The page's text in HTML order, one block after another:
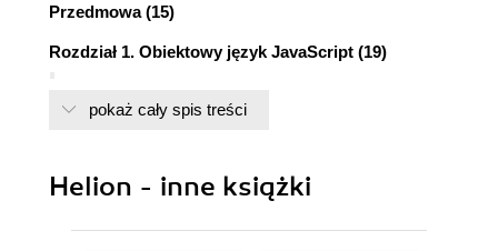
Przedmowa (15)
Rozdział 1. Obiektowy język JavaScript (19)
Wojny przeglądarkowe i renesans (21)
ECMAScript 5 (24)
pokaż cały spis treści
Helion - inne książki